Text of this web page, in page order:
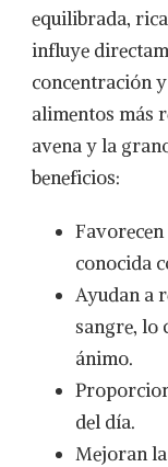
equilibrada,
influye
concentración
alimentos más
avena y la
beneficios:
conocida
Ayudan a
sangre, lo
ánimo.
del día.
Mejoran